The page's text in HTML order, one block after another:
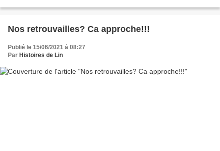
Nos retrouvailles? Ca approche!!!
Publié le 15/06/2021 à 08:27
Par Histoires de Lin